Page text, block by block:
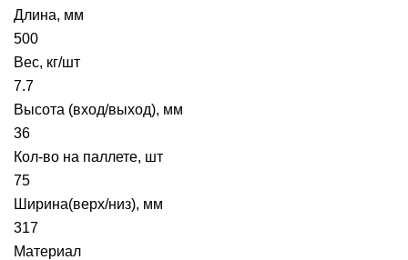
Длина, мм
500
Вес, кг/шт
7.7
Высота (вход/выход), мм
36
Кол-во на паллете, шт
75
Ширина(верх/низ), мм
317
Материал